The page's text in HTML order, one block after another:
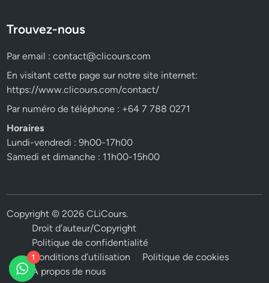
Trouvez-nous
Par email :contact@clicours.com
En visitant cette page sur notre site internet:
https://www.clicours.com/contact/
Par numéro de téléphone : +64 7 788 0271
Horaires
Lundi-vendredi : 9h00-17h00
Samedi et dimanche : 11h00-15h00
Copyright © 2026CLiCours.
Droit d’auteur/Copyright
Politique de confidentialité
Conditions d’utilisation
Politique de cookies
A propos de nous
1